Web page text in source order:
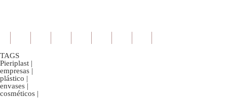
TAGS
Pieriplast |
empresas |
plástico |
envases |
cosméticos |